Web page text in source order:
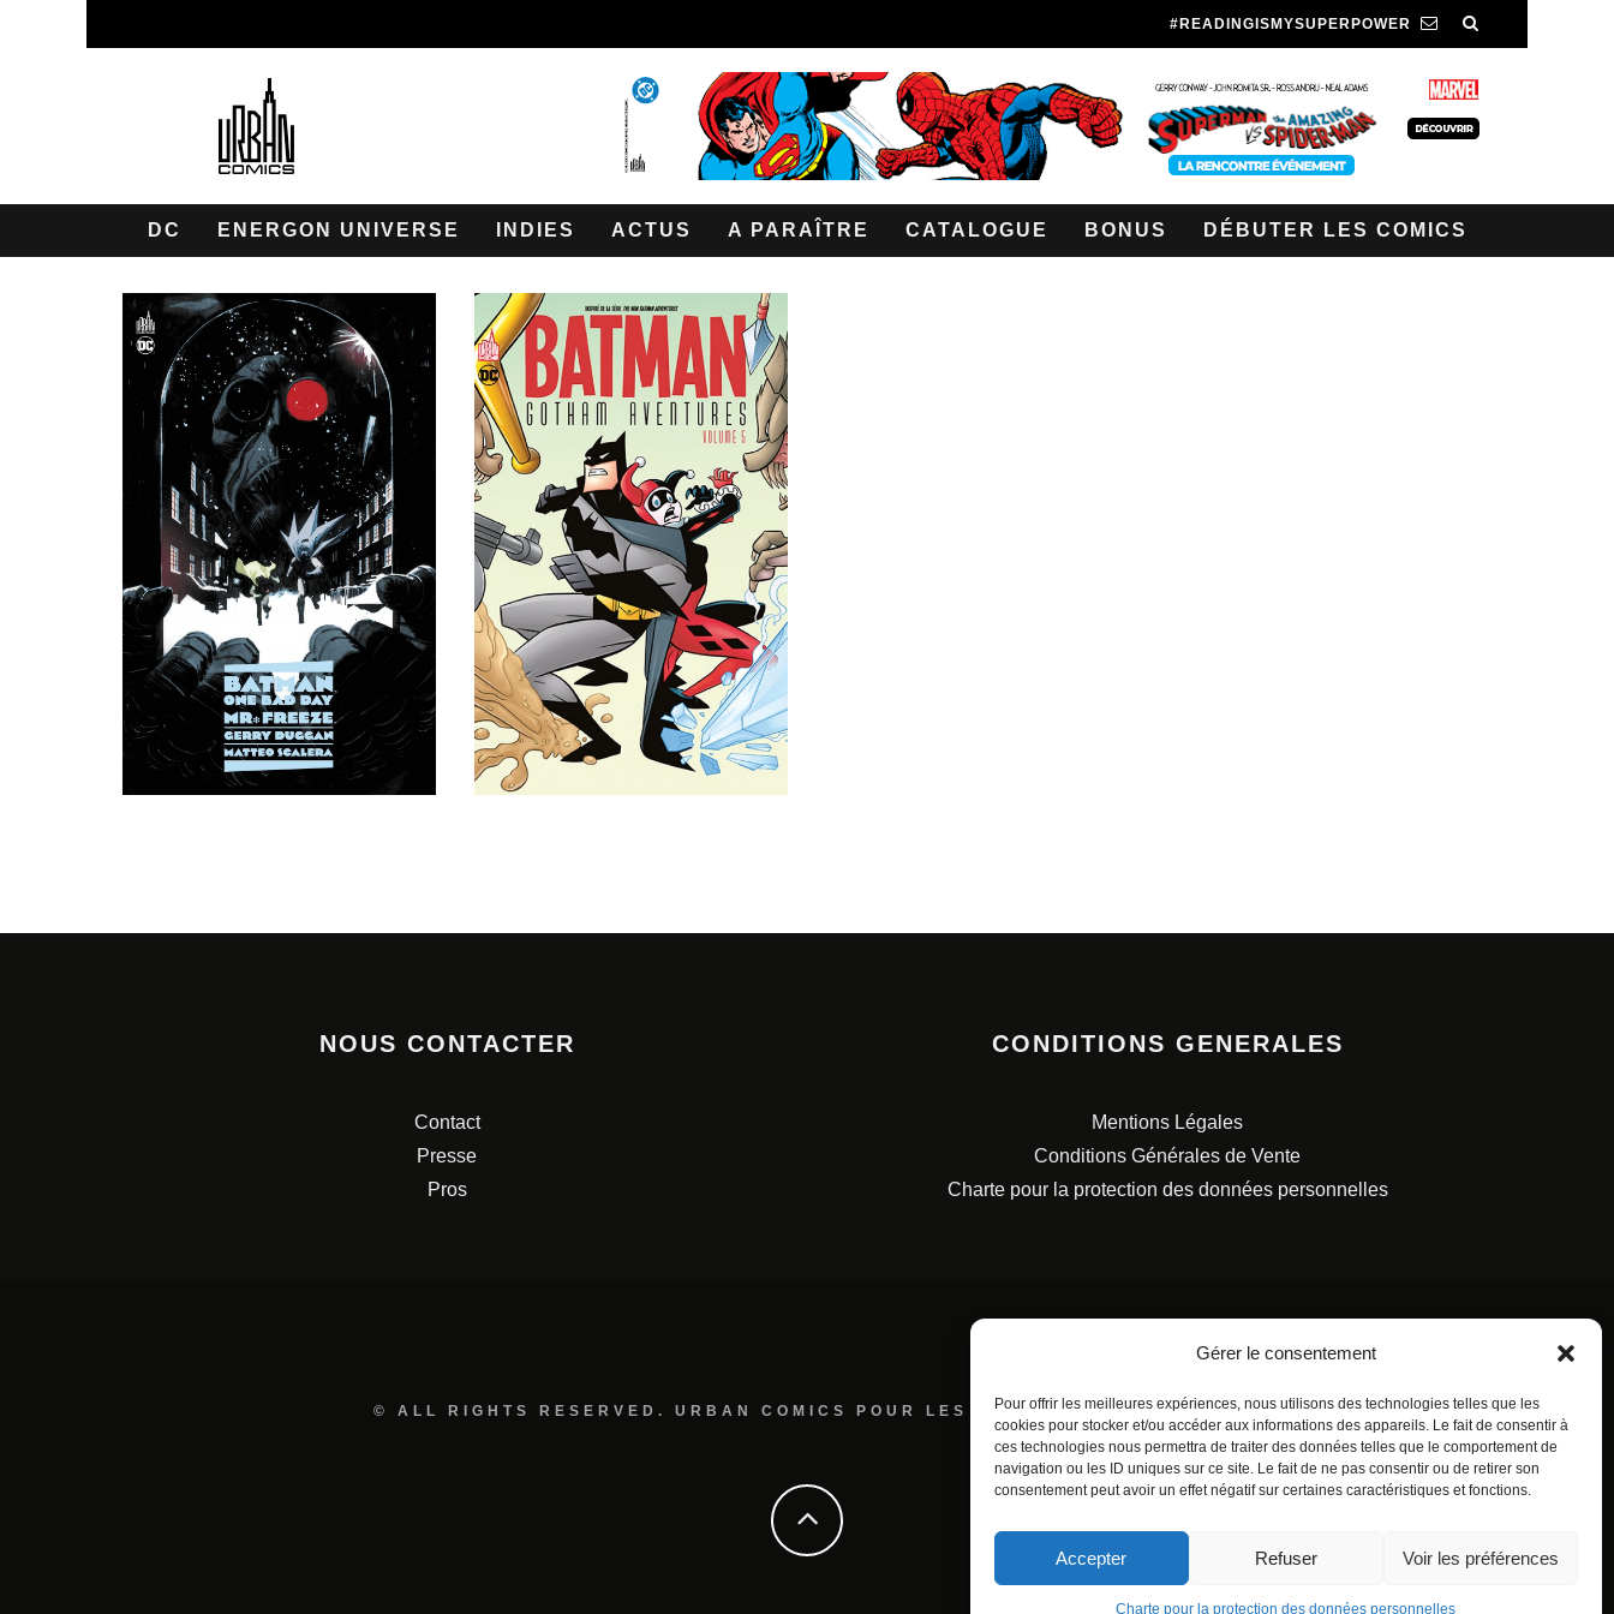
Gérer le consentement
Pour offrir les meilleures expériences, nous utilisons des technologies telles que les
cookies pour stocker et/ou accéder aux informations des appareils. Le fait de consentir à
ces technologies nous permettra de traiter des données telles que le comportement de
navigation ou les ID uniques sur ce site. Le fait de ne pas consentir ou de retirer son
consentement peut avoir un effet négatif sur certaines caractéristiques et fonctions.
Accepter Refuser Voir les préférences
Charte pour la protection des données personnelles
#READINGISMYSUPERPOWER
DC ENERGON UNIVERSE INDIES ACTUS A PARAÎTRE CATALOGUE BONUS DÉBUTER LES COMICS
NOUS CONTACTER
Contact
Presse
Pros
CONDITIONS GENERALES
Mentions Légales
Conditions Générales de Vente
Charte pour la protection des données personnelles
© ALL RIGHTS RESERVED. URBAN COMICS POUR LES ÉDITIONS FRANÇAISES.